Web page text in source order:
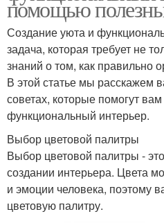
помощью
Создание уюта и
задача, которая требует не
знаний о том, как правильно
В этой статье мы расскажем
советах, которые помогут
функциональный интерьер.
Выбор цветовой палитры
Выбор цветовой палитры -
создании интерьера. Цвета
и эмоции человека, поэтому
цветовую палитру.